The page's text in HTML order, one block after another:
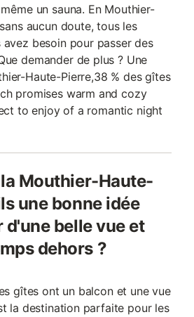
un sauna. En Mouthier-
aucun doute, tous les
besoin pour passer des
demander de plus ? Une
Haute-Pierre,38 % des gîtes
promises warm and cozy
to enjoy of a romantic night
Mouthier-Haute-
une bonne idée
belle vue et
dehors ?
gîtes ont un balcon et une vue
la destination parfaite pour les